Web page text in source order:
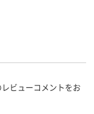
ビューコメントをお